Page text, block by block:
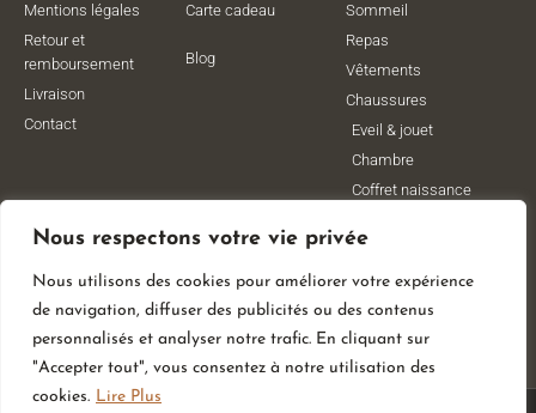
Nous respectons votre vie privée
Nous utilisons des cookies pour améliorer votre expérience
de navigation, diffuser des publicités ou des contenus
personnalisés et analyser notre trafic. En cliquant sur
"Accepter tout", vous consentez à notre utilisation des
cookies. Lire Plus
Mentions légales
Retour et
remboursement
Livraison
Contact
Carte cadeau
Blog
Sommeil
Repas
Vêtements
Chaussures
Eveil & jouet
Chambre
Coffret naissance
Vêtements de
grossesse
Lithothérapie
Poussettes